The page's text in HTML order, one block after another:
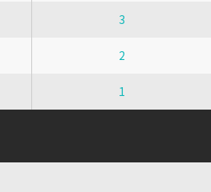
3
2
1